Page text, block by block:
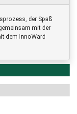
der Spaß
mit der
dem InnoWard